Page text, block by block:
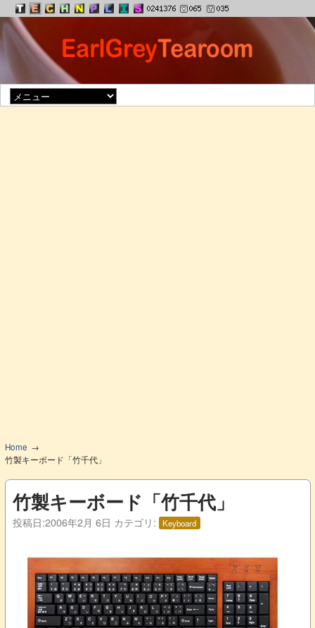
Home
竹製キーボード「竹千代」
竹製キーボード「竹千代」
投稿日:2006年2月 6日 カテゴリ: Keyboard